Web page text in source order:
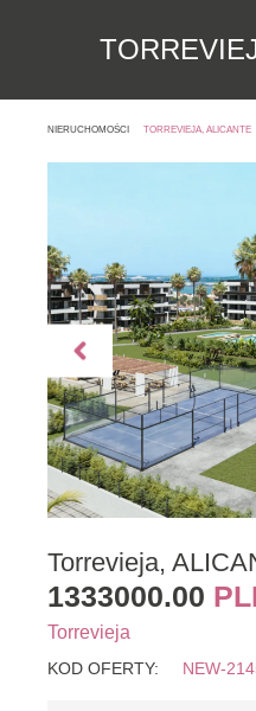
NIERUCHOMOŚCI TORREVIEJA, ALICANTE
Torrevieja,
1333000.00
Torrevieja
KOD OFERTY: NEW-